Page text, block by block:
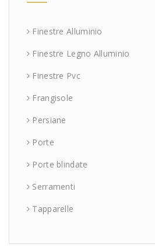
Finestre Alluminio
Finestre Legno Alluminio
Finestre Pvc
Frangisole
Persiane
Porte
Porte blindate
Serramenti
Tapparelle